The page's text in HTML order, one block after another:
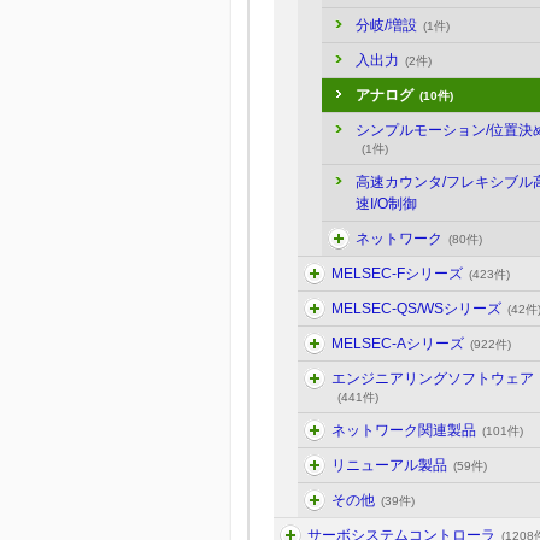
分岐/増設 (1件)
入出力 (2件)
アナログ (10件)
シンプルモーション/位置決
(1件)
高速カウンタ/フレキシブル
速I/O制御
ネットワーク (80件)
MELSEC-Fシリーズ (423件)
MELSEC-QS/WSシリーズ (42件)
MELSEC-Aシリーズ (922件)
エンジニアリングソフトウェア
(441件)
ネットワーク関連製品 (101件)
リニューアル製品 (59件)
その他 (39件)
サーボシステムコントローラ (1208